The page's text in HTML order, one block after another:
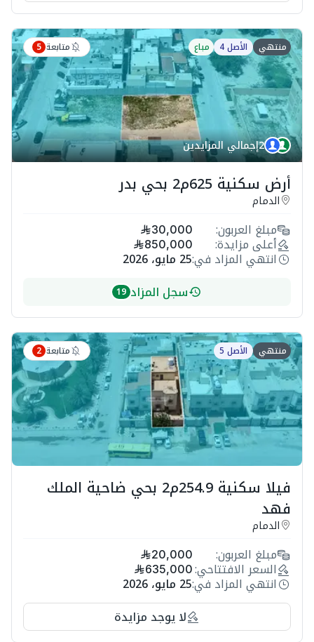
منتهي الأصل 4 مباع متابعة 5
2إجمالي المزايدين
أرض سكنية 625م2 بحي بدر
الدمام
مبلغ العربون: 30,000
أعلى مزايدة: 850,000
انتهي المزاد في:25 مايو، 2026
سجل المزاد 19
منتهي الأصل 5 متابعة 2
فيلا سكنية 254.9م2 بحي ضاحية الملك
فهد
الدمام
مبلغ العربون: 20,000
السعر الافتتاحي: 635,000
انتهي المزاد في:25 مايو، 2026
لا يوجد مزايدة